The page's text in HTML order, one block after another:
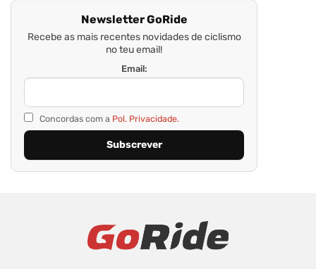
Newsletter GoRide
Recebe as mais recentes novidades de ciclismo
no teu email!
Email:
Concordas com a Pol. Privacidade.